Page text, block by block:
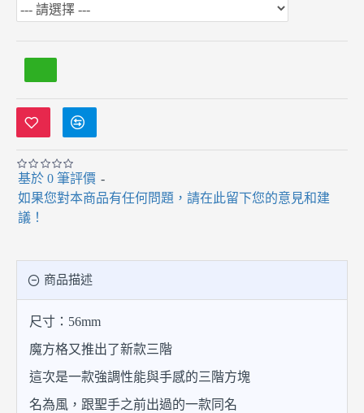
基於 0 筆評價 -
如果您對本商品有任何問題，請在此留下您的意見和建
議！
商品描述
尺寸：56mm
魔方格又推出了新款三階
這次是一款強調性能與手感的三階方塊
名為風，跟聖手之前出過的一款同名